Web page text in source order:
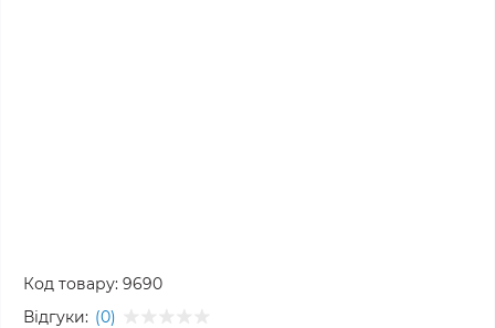
Код товару: 9690
Відгуки: (0)